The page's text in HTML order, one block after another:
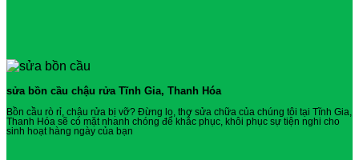
sửa bồn cầu chậu rửa Tĩnh Gia, Thanh Hóa
Bồn cầu rò rỉ, chậu rửa bị vỡ? Đừng lo, thợ sửa chữa của chúng tôi tại Tĩnh Gia,
Thanh Hóa sẽ có mặt nhanh chóng để khắc phục, khôi phục sự tiện nghi cho
sinh hoạt hàng ngày của bạn